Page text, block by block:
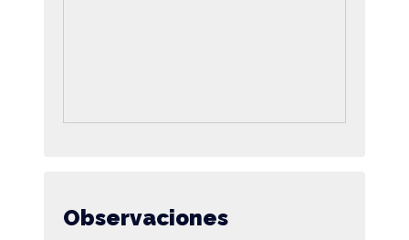
Observaciones